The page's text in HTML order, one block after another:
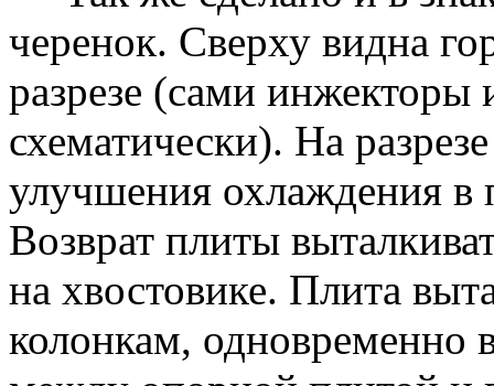
черенок. Сверху видна
разрезе (сами
схематически). На
улучшения охлаждения
Возврат плиты
на хвостовике. Плита
колонкам,